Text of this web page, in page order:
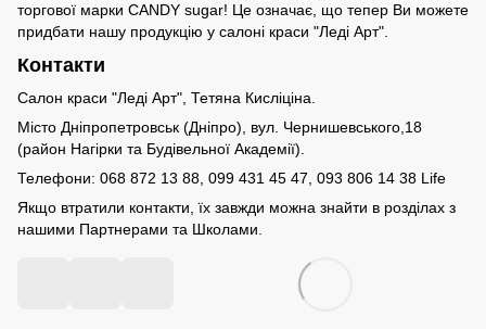
торгової марки CANDY sugar! Це означає, що тепер Ви можете
придбати нашу продукцію у салоні краси "Леді Арт".
Контакти
Салон краси "Леді Арт", Тетяна Кисліціна.
Місто Дніпропетровськ (Дніпро), вул. Чернишевського,18
(район Нагірки та Будівельної Академії).
Телефони: 068 872 13 88, 099 431 45 47, 093 806 14 38 Life
Якщо втратили контакти, їх завжди можна знайти в розділах з
нашими Партнерами та Школами.